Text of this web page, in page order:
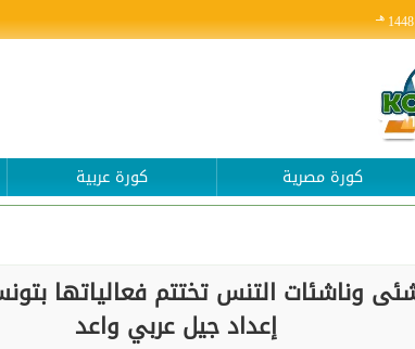
هـ
كورة مصرية كورة عربية
وناشئات التنس تختتم فعالياتها
إعداد جيل عربي واعد